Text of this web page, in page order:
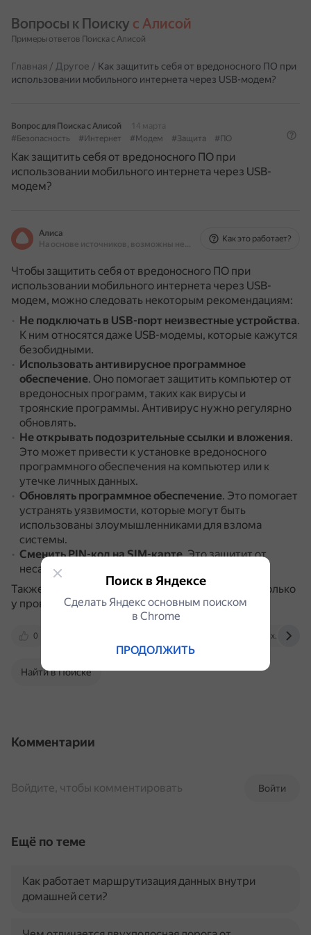
Вопросы к Поиску с Алисой
Примеры ответов Поиска с Алисой
Главная / Другое / Как защитить себя от вредоносного ПО при
использовании мобильного интернета через USB-модем?
Вопрос для Поиска с Алисой
14 марта
#Безопасность
#Интернет #Модем #Защита #ПО
Как защитить себя от вредоносного ПО при
использовании мобильного интернета через USB-
модем?
Алиса
На основе источников, возможны неточности
Как это работает?
Чтобы защитить себя от вредоносного ПО при
использовании мобильного интернета через USB-
модем, можно следовать некоторым рекомендациям:
Не подключать в USB-порт неизвестные устройства.
К ним относятся даже USB-модемы, которые кажутся
безобидными.
Использовать антивирусное программное
обеспечение. Оно помогает защитить компьютер от
вредоносных программ, таких как вирусы и
троянские программы. Антивирус нужно регулярно
обновлять.
Не открывать подозрительные ссылки и вложения.
Это может привести к установке вредоносного
программного обеспечения на компьютер или к
утечке личных данных.
Обновлять программное обеспечение. Это помогает
устранять уязвимости, которые могут быть
использованы злоумышленниками для взлома
системы.
Сменить PIN-код на SIM-карте.Это защитит от
несанкционированной перепрошивки модема.
Также рекомендуется приобретать устройства только
у проверенных производителей.
0 www.linux.org.ru
Найти в Поиске
Комментарии
Войти
Войдите, чтобы комментировать
Ещё по теме
Как работает маршрутизация данных внутри
домашней сети?
Поиск в Яндексе
Сделать Яндекс основным поиском
в Сhrome
ПРОДОЛЖИТЬ